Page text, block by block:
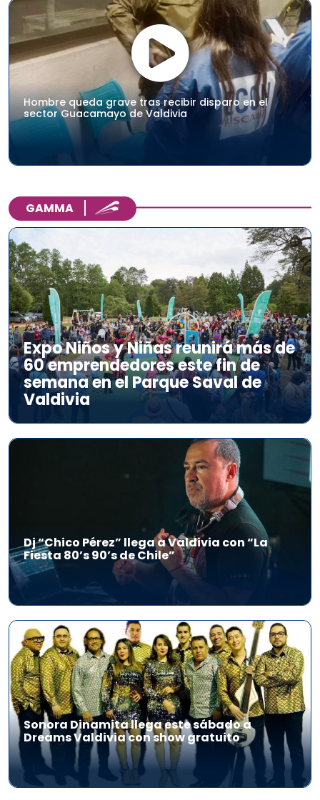
Hombre queda grave tras recibir disparo en el
sector Guacamayo de Valdivia
GAMMA
Expo Niños y Niñas reunirá más de
60 emprendedores este fin de
semana en el Parque Saval de
Valdivia
Dj “Chico Pérez” llega a Valdivia con “La
Fiesta 80’s 90’s de Chile”
Sonora Dinamita llega este sábado a
Dreams Valdivia con show gratuito